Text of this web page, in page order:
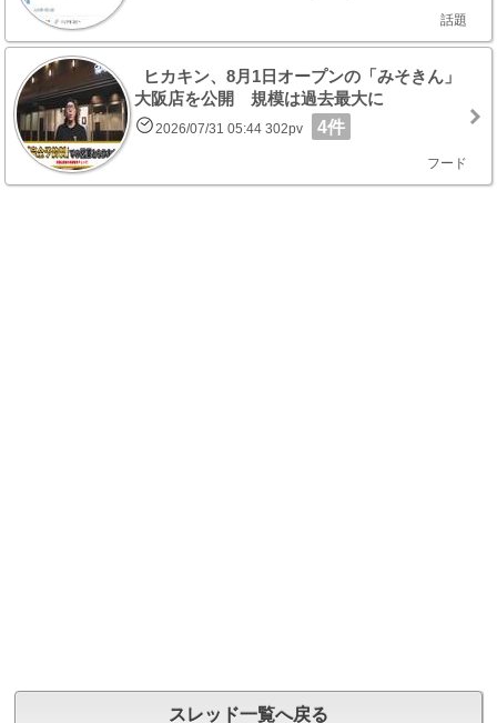
話題
ヒカキン、8月1日オープンの「みそきん」
大阪店を公開 規模は過去最大に
2026/07/31 05:44 302pv 4件
フード
スレッド一覧へ戻る